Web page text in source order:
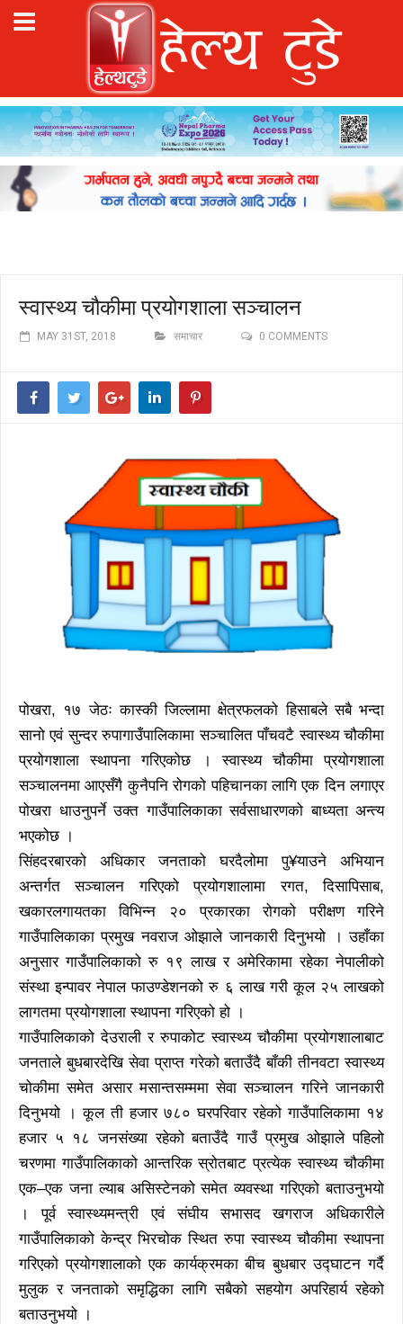
स्वास्थ्य चौकीमा प्रयोगशाला सञ्चालन
MAY 31ST, 2018 समाचार 0 COMMENTS
पोखरा, १७ जेठः कास्की जिल्लामा क्षेत्रफलको हिसाबले सबै भन्दा
सानो एवं सुन्दर रुपागाउँपालिकामा सञ्चालित पाँचवटै स्वास्थ्य चौकीमा
प्रयोगशाला स्थापना गरिएकोछ । स्वास्थ्य चौकीमा प्रयोगशाला
सञ्चालनमा आएसँगै कुनैपनि रोगको पहिचानका लागि एक दिन लगाएर
पोखरा धाउनुपर्ने उक्त गाउँपालिकाका सर्वसाधारणको बाध्यता अन्त्य
भएकोछ ।
सिंहदरबारको अधिकार जनताको घरदैलोमा पु¥याउने अभियान
अन्तर्गत सञ्चालन गरिएको प्रयोगशालामा रगत, दिसापिसाब,
खकारलगायतका विभिन्न २० प्रकारका रोगको परीक्षण गरिने
गाउँपालिकाका प्रमुख नवराज ओझाले जानकारी दिनुभयो । उहाँका
अनुसार गाउँपालिकाको रु १९ लाख र अमेरिकामा रहेका नेपालीको
संस्था इन्पावर नेपाल फाउण्डेशनको रु ६ लाख गरी कूल २५ लाखको
लागतमा प्रयोगशाला स्थापना गरिएको हो ।
गाउँपालिकाको देउराली र रुपाकोट स्वास्थ्य चौकीमा प्रयोगशालाबाट
जनताले बुधबारदेखि सेवा प्राप्त गरेको बताउँदै बाँकी तीनवटा स्वास्थ्य
चोकीमा समेत असार मसान्तसम्ममा सेवा सञ्चालन गरिने जानकारी
दिनुभयो । कूल ती हजार ७८० घरपरिवार रहेको गाउँपालिकामा १४
हजार ५ १८ जनसंख्या रहेको बताउँदै गाउँ प्रमुख ओझाले पहिलो
चरणमा गाउँपालिकाको आन्तरिक स्रोतबाट प्रत्येक स्वास्थ्य चौकीमा
एक–एक जना ल्याब असिस्टेनको समेत व्यवस्था गरिएको बताउनुभयो
। पूर्व स्वास्थ्यमन्त्री एवं संघीय सभासद खगराज अधिकारीले
गाउँपालिकाको केन्द्र भिरचोक स्थित रुपा स्वास्थ्य चौकीमा स्थापना
गरिएको प्रयोगशालाको एक कार्यक्रमका बीच बुधबार उद्घाटन गर्दै
मुलुक र जनताको समृद्धिका लागि सबैको सहयोग अपरिहार्य रहेको
बताउनुभयो ।